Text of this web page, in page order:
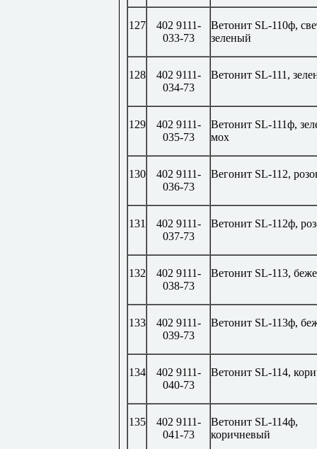
127
402 9111-
033-73
Ветонит SL-110ф,
зеленый
128
402 9111-
034-73
Ветонит SL-111,
129
402 9111-
035-73
Ветонит SL-111ф,
мох
130
402 9111-
036-73
Beгонит SL-112,
131
402 9111-
037-73
Ветонит SL-112ф,
132
402 9111-
038-73
Ветонит SL-113,
133
402 9111-
039-73
Ветонит SL-113ф,
134
402 9111-
040-73
Ветонит SL-114,
135
402 9111-
041-73
Ветонит SL-114ф,
коричневый